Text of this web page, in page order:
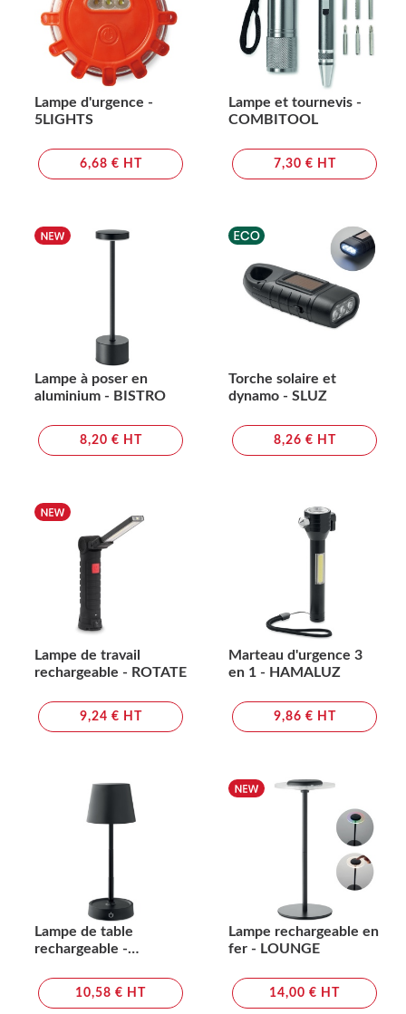
Lampe d'urgence -
5LIGHTS
6,68 € HT
Lampe et tournevis -
COMBITOOL
7,30 € HT
Lampe à poser en
aluminium - BISTRO
8,20 € HT
Torche solaire et
dynamo - SLUZ
8,26 € HT
Lampe de travail
rechargeable - ROTATE
9,24 € HT
Marteau d'urgence 3
en 1 - HAMALUZ
9,86 € HT
Lampe de table
rechargeable -
10,58 € HT
Lampe rechargeable en
fer - LOUNGE
14,00 € HT